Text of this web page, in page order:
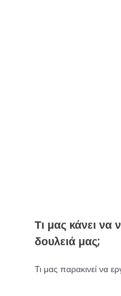
Τι μας κάνει να
δουλειά μας;
Τι μας παρακινεί να